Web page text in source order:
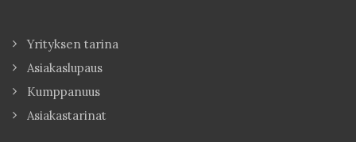
Yrityksen tarina
Asiakaslupaus
Kumppanuus
Asiakastarinat